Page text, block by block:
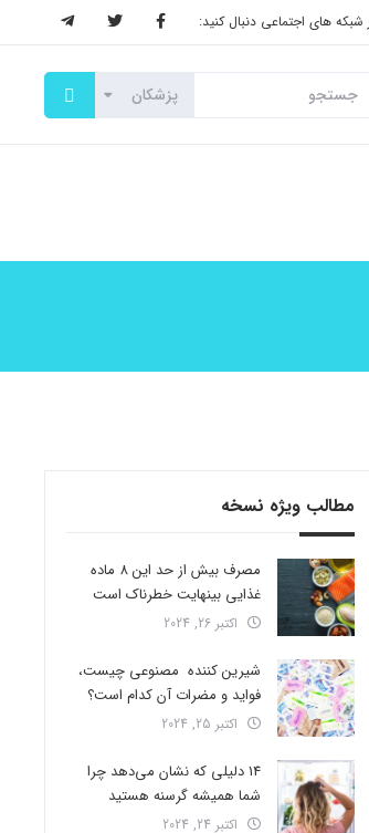
شبکه های اجتماعی دنبال کنید:
مطالب ویژه نسخه
مصرف بیش از حد این 8 ماده
غذایی بینهایت خطرناک است
اکتبر 26, 2024
شیرین کننده مصنوعی چیست،
فواید و مضرات آن کدام است؟
اکتبر 25, 2024
14 دلیلی که نشان می‌دهد چرا
شما همیشه گرسنه هستید
اکتبر 24, 2024